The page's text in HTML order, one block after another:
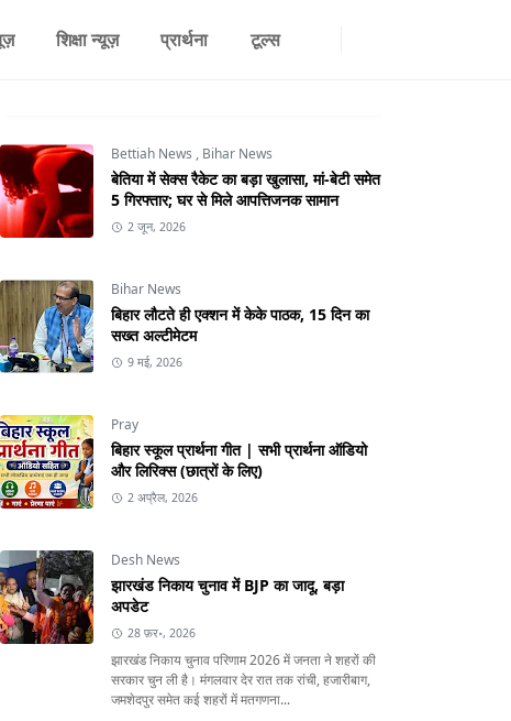
शिक्षा न्यूज़ प्रार्थना टूल्स
Bettiah News , Bihar News
बेतिया में सेक्स रैकेट का बड़ा खुलासा, मां-बेटी समेत
5 गिरफ्तार; घर से मिले आपत्तिजनक सामान
2 जून, 2026
Bihar News
बिहार लौटते ही एक्शन में केके पाठक, 15 दिन का
सख्त अल्टीमेटम
9 मई, 2026
Pray
बिहार स्कूल प्रार्थना गीत | सभी प्रार्थना ऑडियो
और लिरिक्स (छात्रों के लिए)
2 अप्रैल, 2026
Desh News
झारखंड निकाय चुनाव में BJP का जादू, बड़ा
अपडेट
28 फ़र॰, 2026
झारखंड निकाय चुनाव परिणाम 2026 में जनता ने शहरों की
सरकार चुन ली है। मंगलवार देर रात तक रांची, हजारीबाग,
जमशेदपुर समेत कई शहरों में मतगणना...